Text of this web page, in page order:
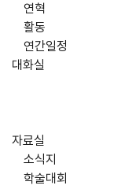
연혁
활동
연간일정
대화실
자료실
소식지
학술대회